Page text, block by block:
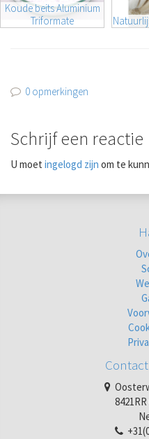
Koude beits Aluminium
Triformate
0 opmerkingen
Schrijf een reactie
U moet ingelogd zijn om te